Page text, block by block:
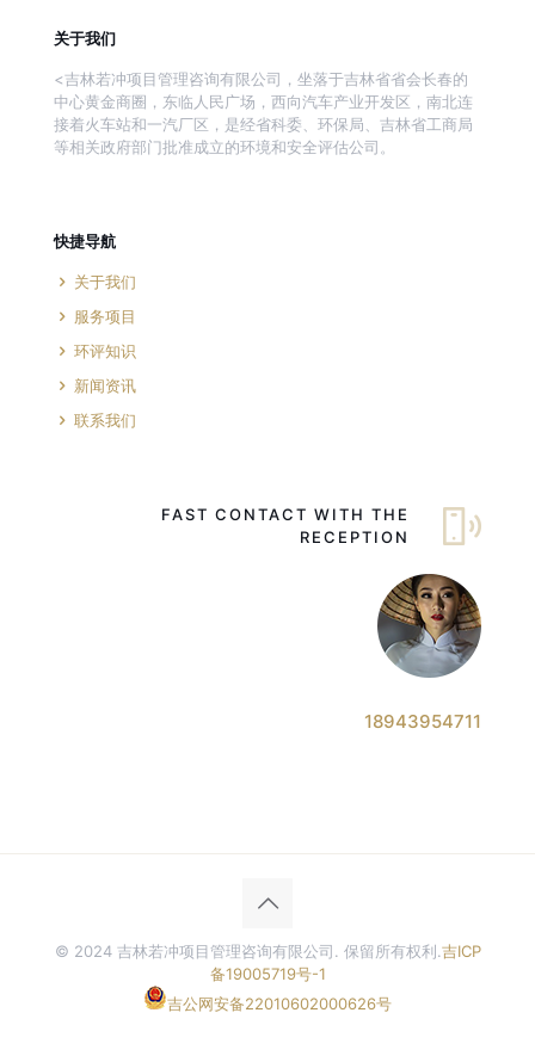
关于我们
<吉林若冲项目管理咨询有限公司，坐落于吉林省省会长春的
中心黄金商圈，东临人民广场，西向汽车产业开发区，南北连
接着火车站和一汽厂区，是经省科委、环保局、吉林省工商局
等相关政府部门批准成立的环境和安全评估公司。
快捷导航
关于我们
服务项目
环评知识
新闻资讯
联系我们
FAST CONTACT WITH THE
RECEPTION
18943954711
© 2024 吉林若冲项目管理咨询有限公司. 保留所有权利.吉ICP
备19005719号-1
吉公网安备22010602000626号